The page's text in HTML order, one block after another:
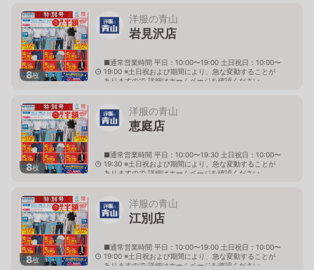
8枚
洋服の青山
岩見沢店
■通常営業時間 平日：10:00〜19:00 土日祝日：10:00〜
19:00 ※土日祝および期間により、急な変動することが
ありますので 詳細はホームページを確認ください
8枚
洋服の青山
恵庭店
■通常営業時間 平日：10:00〜19:30 土日祝日：10:00〜
19:30 ※土日祝および期間により、急な変動することが
ありますので 詳細はホームページを確認ください
8枚
洋服の青山
江別店
■通常営業時間 平日：10:00〜19:00 土日祝日：10:00〜
19:00 ※土日祝および期間により、急な変動することが
ありますので 詳細はホームページを確認ください